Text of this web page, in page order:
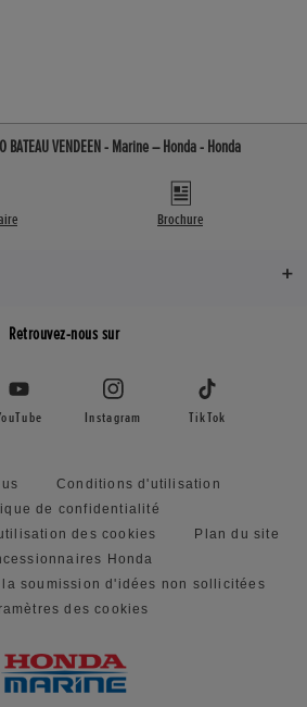
BATEAU VENDEEN - Marine – Honda - Honda
Brochure
Retrouvez-nous sur
Instagram TikTok
Conditions d'utilisation
de confidentialité
des cookies
Plan du site
Honda
soumission d'idées non sollicitées
des cookies